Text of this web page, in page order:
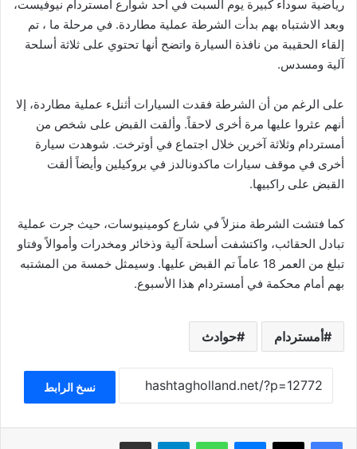
رياضية سوداء كبيرة يوم السبت في أحد شوارع أمستردام نيوفيست،
وبعد الاشتباه بهم بدأت الشرطة عملية مطاردة. في مرحلة ما ، تم
إلقاء الحقيبة من نافذة السيارة واتضح أنها تحتوي على ثلاثة أسلحة
آلية ومسدس.
على الرغم من أن الشرطة فقدت السيارات أثنلء عملية مطاردة، إلا
أنهم عثروا عليها مرة أخرى لاحقاً. وألقت القبض على شخص من
أمستردام وثلاثة آخرين خلال اجتماع في أوترخت. شوهدت سيارة
أخرى في موقف سيارات ماكدونالدز في بروكيلين وأيضاً ألقت
القبض على راكبيها.
كما فتشت الشرطة منزلاً في شارع كومينيوسات، حيث جرت عملية
تبادل الحقائب، واكتشفت أسلحة آلية وذخائر ومخدرات وأموالاً وفتاو
تبلغ من العمر 18 عاماً تم القبض عليها. وسيمثل خمسة من المشتبه
بهم أمام محكمة في أمستردام هذا الأسبوع.
أمستردام حوادث
نسخ الرابط
فيسبوك ‫X ماسنجر واتساب تيلقرام مشاركة عبر البريد